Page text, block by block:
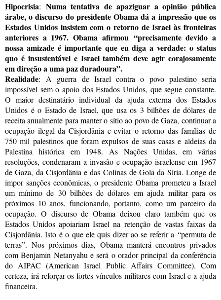
Hipocrisia: Numa tentativa de apaziguar a opinião pública
árabe, o discurso do presidente Obama dá a impressão que os
Estados Unidos insistem com o retorno de Israel às fronteiras
anteriores a 1967. Obama afirmou “precisamente devido a
nossa amizade é importante que eu diga a verdade: o status
quo é insustentável e Israel também deve agir corajosamente
em direção a uma paz duradoura”.
Realidade: A guerra de Israel contra o povo palestino seria
impossível sem o apoio dos Estados Unidos, que segue constante.
O maior destinatário individual da ajuda externa dos Estados
Unidos é o Estado de Israel, que usa os 3 bilhões de dólares de
receita anualmente para manter o sítio ao povo de Gaza, continuar a
ocupação ilegal da Cisjordânia e evitar o retorno das famílias de
750 mil palestinos que foram expulsos de suas casas e aldeias da
Palestina histórica em 1948. As Nações Unidas, em várias
resoluções, condenaram a invasão e ocupação israelense em 1967
de Gaza, da Cisjordânia e das Colinas de Gola da Síria. Longe de
impor sanções econômicas, o presidente Obama prometeu a Israel
um mínimo de 30 bilhões de dólares em ajuda militar para os
próximos 10 anos, funcionando, portanto, como um parceiro da
ocupação. O discurso de Obama deixou claro também que os
Estados Unidos apoiariam Israel na retenção de vastas faixas da
Cisjordânia. Isto é o que ele quis dizer ao se referir a “permuta de
terras”. Nos próximos dias, Obama manterá encontros privados
com Benjamin Netanyahu e será o orador principal da conferência
do AIPAC (American Israel Public Affairs Committee). Com
certeza, irá reforçar os fortes vínculos militares com Israel e a ajuda
financeira.